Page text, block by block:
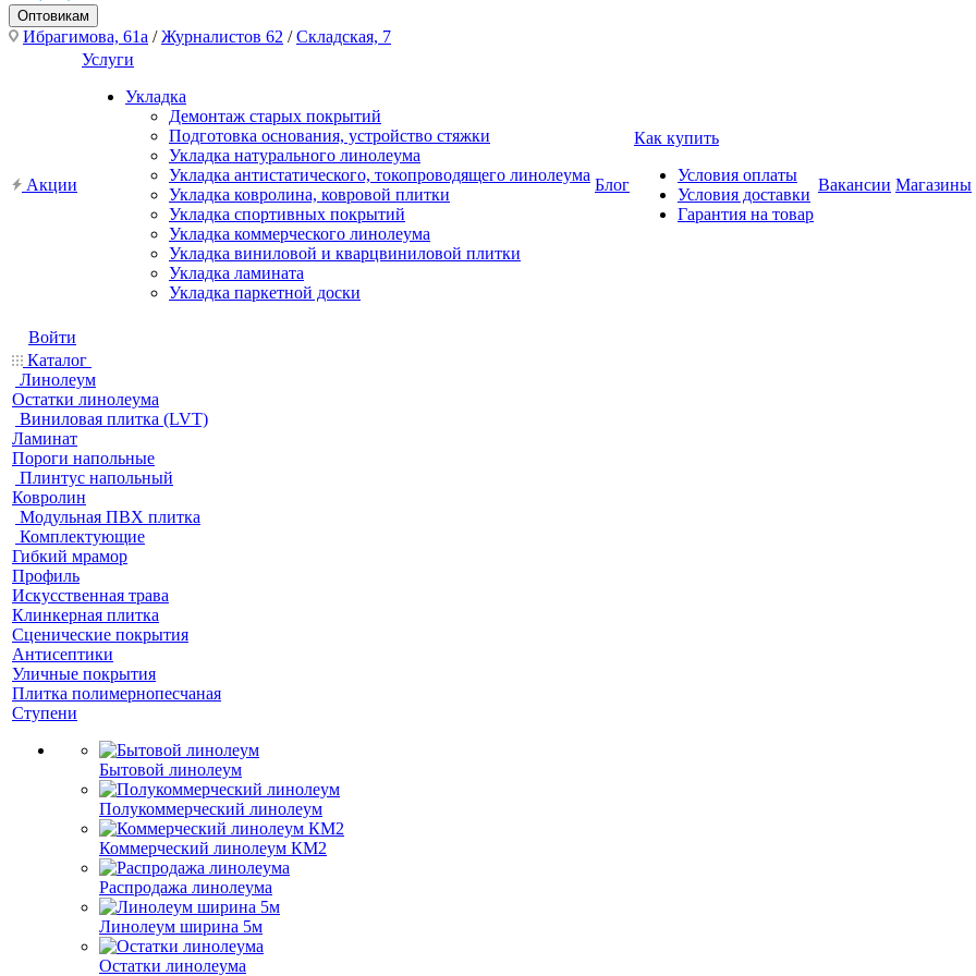
Оптовикам
Ибрагимова, 61а /Журналистов 62 /Складская, 7
Акции
Услуги
Укладка
Демонтаж старых покрытий
Подготовка основания, устройство стяжки
Укладка натурального линолеума
Укладка антистатического, токопроводящего линолеума
Укладка ковролина, ковровой плитки
Укладка спортивных покрытий
Укладка коммерческого линолеума
Укладка виниловой и кварцвиниловой плитки
Укладка ламината
Укладка паркетной доски
Блог
Как купить
Условия оплаты
Условия доставки
Гарантия на товар
Вакансии Магазины
Войти
Каталог
Линолеум
Остатки линолеума
Виниловая плитка (LVT)
Ламинат
Пороги напольные
Плинтус напольный
Ковролин
Модульная ПВХ плитка
Комплектующие
Гибкий мрамор
Профиль
Искусственная трава
Клинкерная плитка
Сценические покрытия
Антисептики
Уличные покрытия
Плитка полимернопесчаная
Ступени
Бытовой линолеум
Полукоммерческий линолеум
Коммерческий линолеум КМ2
Распродажа линолеума
Линолеум ширина 5м
Остатки линолеума